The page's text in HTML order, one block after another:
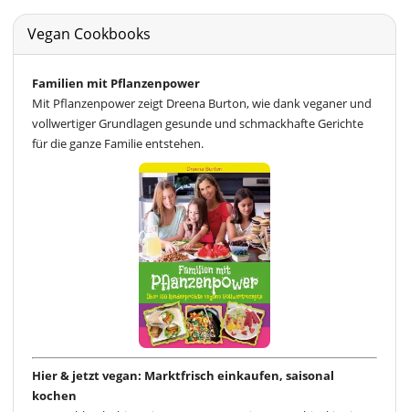
Vegan Cookbooks
Familien mit Pflanzenpower
Mit Pflanzenpower zeigt Dreena Burton, wie dank veganer und
vollwertiger Grundlagen gesunde und schmackhafte Gerichte
für die ganze Familie entstehen.
Hier & jetzt vegan: Marktfrisch einkaufen, saisonal
kochen